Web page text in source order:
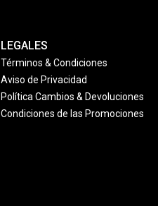
LEGALES
Términos & Condiciones
Aviso de Privacidad
Política Cambios & Devoluciones
Condiciones de las Promociones